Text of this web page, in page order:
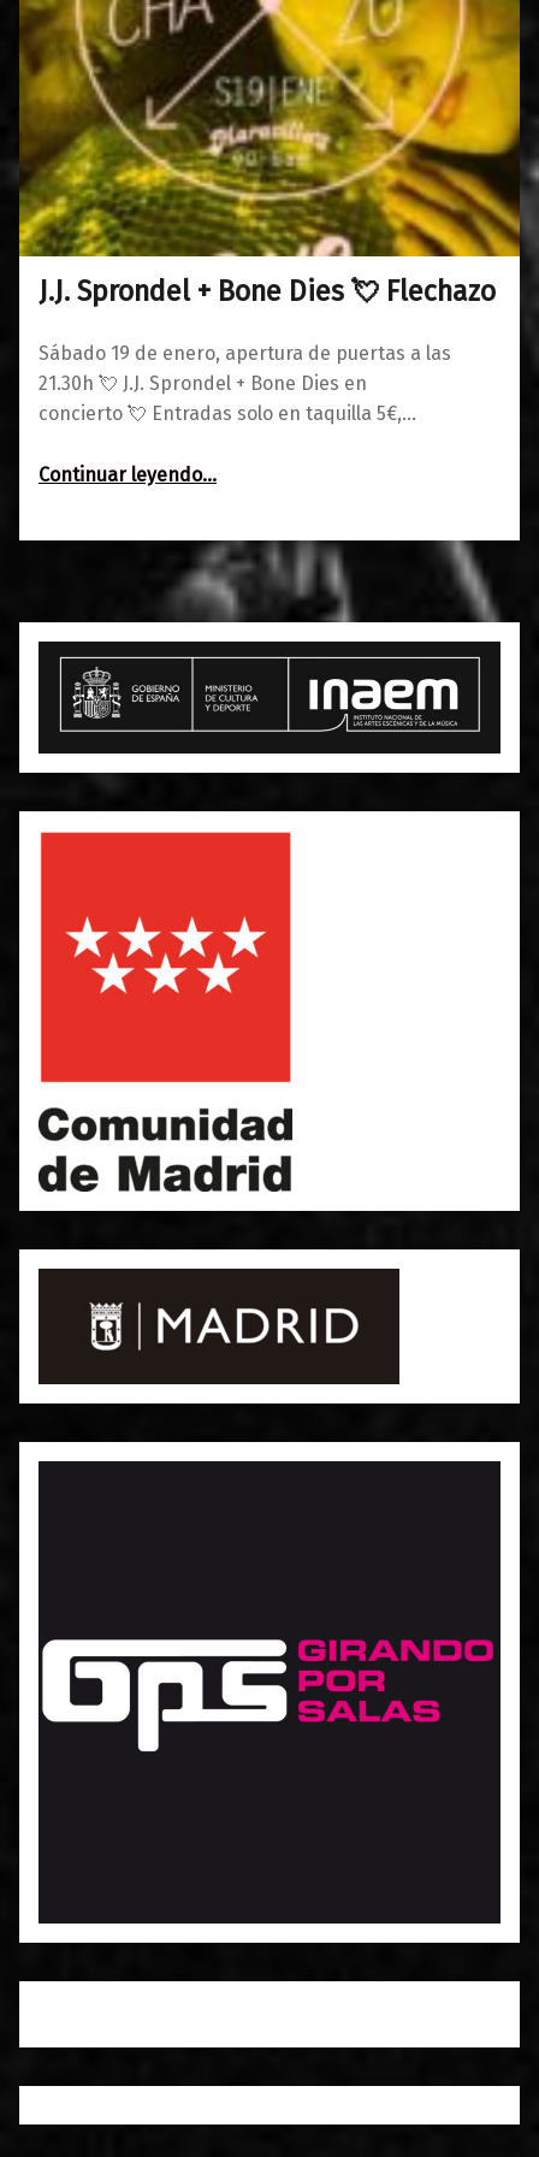
J.J. Sprondel + Bone Dies 💘 Flechazo
Sábado 19 de enero, apertura de puertas a las
21.30h 💘 J.J. Sprondel + Bone Dies en
concierto 💘 Entradas solo en taquilla 5€,…
Continuar leyendo“J.J. Sprondel + Bone Dies 💘 Flechazo”
…
15/01/2019
0
Maravillas